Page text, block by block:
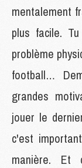
mentalement
plus facile.
problème
football…
grandes
jouer le
c'est
manière. Et